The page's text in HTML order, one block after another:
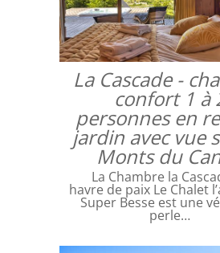
La Cascade -
confort 1 à
personnes en
jardin avec vue
Monts du
La Chambre la
havre de paix Le Chalet
Super Besse est une
perle…